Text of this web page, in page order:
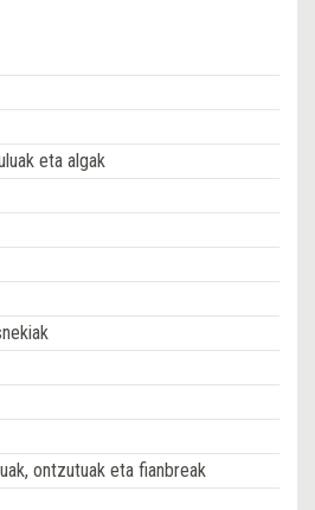
eta algak
ontzutuak eta fianbreak